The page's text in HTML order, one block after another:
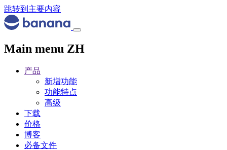
跳转到主要内容
Main menu ZH
产品
新增功能
功能特点
高级
下载
价格
博客
必备文件